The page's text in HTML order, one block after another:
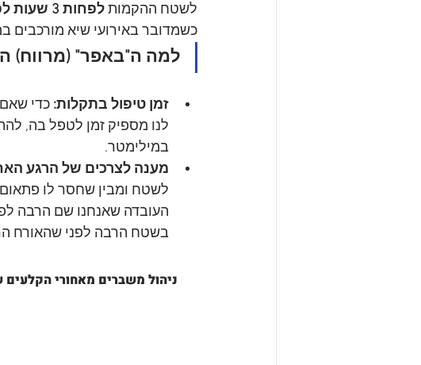
לשטח ההקמות לפחות 3 שעות לפני תחילת הפעילות
כשמדובר באירועי שיא מורכבים
למה ה"באפר" (מרווח)
זמן טיפול בתקלות: כדי
לנו מספיק זמן לטפל בה,
במילימטר.
מענה לצרכים של הרגע
לשטח ומבין שחסר לו
העובדה שאנחנו שם הרבה
בשטח הרבה לפני שהאורח
ניהול משברים מאחורי